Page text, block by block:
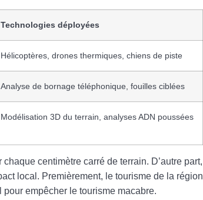
Technologies déployées
Hélicoptères, drones thermiques, chiens de piste
Analyse de bornage téléphonique, fouilles ciblées
Modélisation 3D du terrain, analyses ADN poussées
centimètre carré de terrain. D’autre part,
local. Premièrement, le tourisme de la région
empêcher le tourisme macabre.